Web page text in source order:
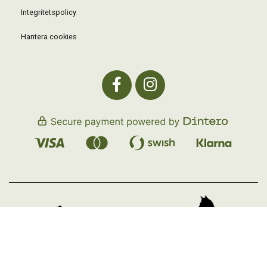
Integritetspolicy
Hantera cookies